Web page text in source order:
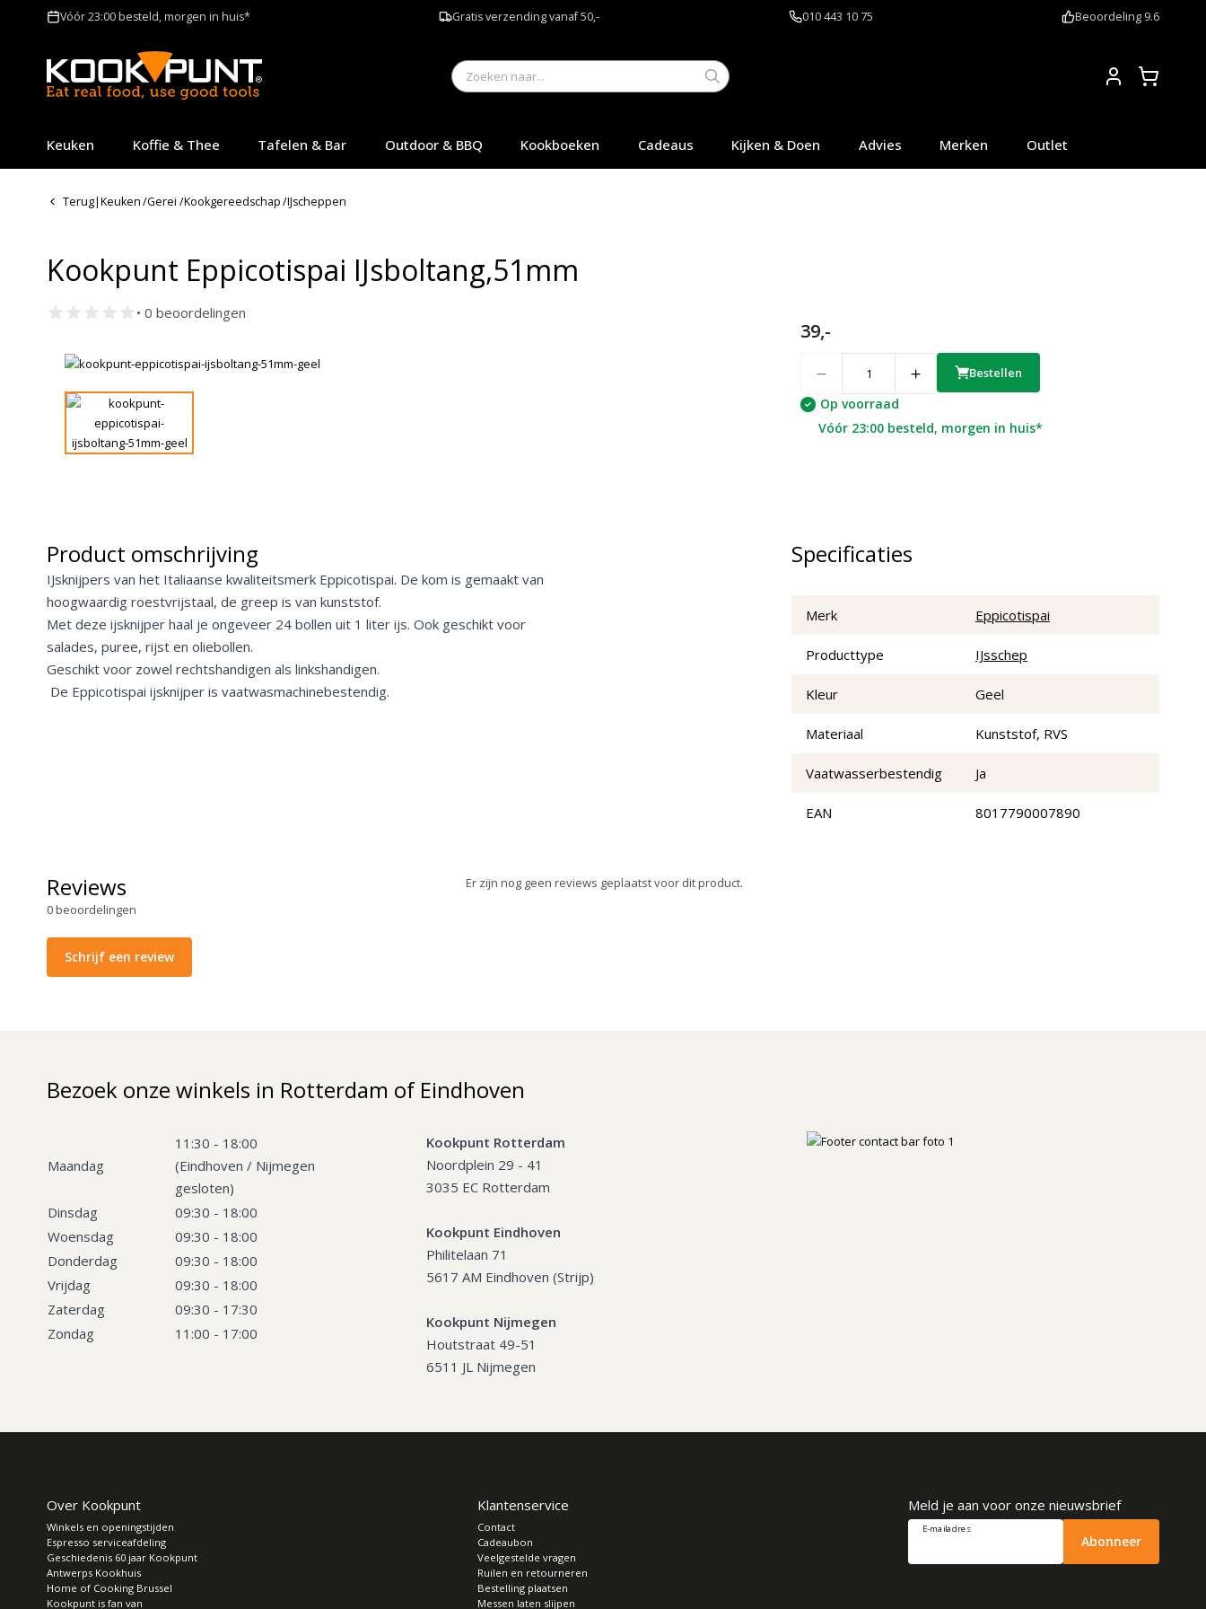
Vóór 23:00 besteld, morgen in huis* Gratis verzending vanaf 50,- 010 443 10 75 Beoordeling 9.6
Keuken Koffie & Thee Tafelen & Bar Outdoor & BBQ Kookboeken Cadeaus Kijken & Doen Advies Merken Outlet
Terug|Keuken/Gerei /Kookgereedschap/IJscheppen
Kookpunt Eppicotispai IJsboltang,51mm
• 0 beoordelingen
39,-
Bestellen
Op voorraad
Vóór 23:00 besteld, morgen in huis*
Product omschrijving
IJsknijpers van het Italiaanse kwaliteitsmerk Eppicotispai. De kom is gemaakt van
hoogwaardig roestvrijstaal, de greep is van kunststof.
Met deze ijsknijper haal je ongeveer 24 bollen uit 1 liter ijs. Ook geschikt voor
salades, puree, rijst en oliebollen.
Geschikt voor zowel rechtshandigen als linkshandigen.
De Eppicotispai ijsknijper is vaatwasmachinebestendig.
Specificaties
Merk Eppicotispai
Producttype IJsschep
Kleur Geel
Materiaal Kunststof, RVS
Vaatwasserbestendig Ja
EAN 8017790007890
Reviews
0beoordelingen
Schrijf een review
Er zijn nog geen reviews geplaatst voor dit product.
Bezoek onze winkels in Rotterdam of Eindhoven
Maandag
11:30 - 18:00
(Eindhoven / Nijmegen
gesloten)
Dinsdag
09:30 - 18:00
Woensdag
09:30 - 18:00
Donderdag
09:30 - 18:00
Vrijdag
09:30 - 18:00
Zaterdag
09:30 - 17:30
Zondag
11:00 - 17:00
Kookpunt Rotterdam
Noordplein 29 - 41
3035 EC Rotterdam
Kookpunt Eindhoven
Philitelaan 71
5617 AM Eindhoven (Strijp)
Kookpunt Nijmegen
Houtstraat 49-51
6511 JL Nijmegen
Over Kookpunt
Winkels en openingstijden
Espresso serviceafdeling
Geschiedenis 60 jaar Kookpunt
Antwerps Kookhuis
Home of Cooking Brussel
Kookpunt is fan van
Klantenservice
Contact
Cadeaubon
Veelgestelde vragen
Ruilen en retourneren
Bestelling plaatsen
Messen laten slijpen
Meld je aan voor onze nieuwsbrief
E-mailadres
Abonneer